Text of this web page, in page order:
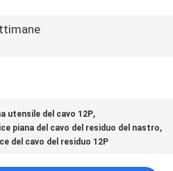
utensile del cavo 12P,
piana del cavo del residuo del nastro,
del cavo del residuo 12P